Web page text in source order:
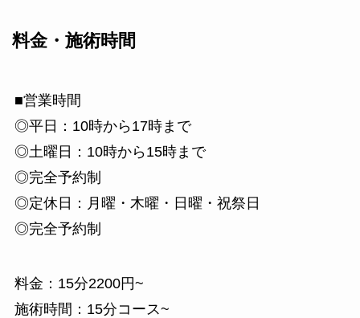
料金・施術時間
■営業時間
◎平日：10時から17時まで
◎土曜日：10時から15時まで
◎完全予約制
◎定休日：月曜・木曜・日曜・祝祭日
◎完全予約制
料金：15分2200円~
施術時間：15分コース~